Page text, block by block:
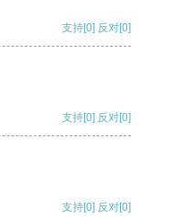
支持[0] 反对[0]
支持[0] 反对[0]
支持[0] 反对[0]